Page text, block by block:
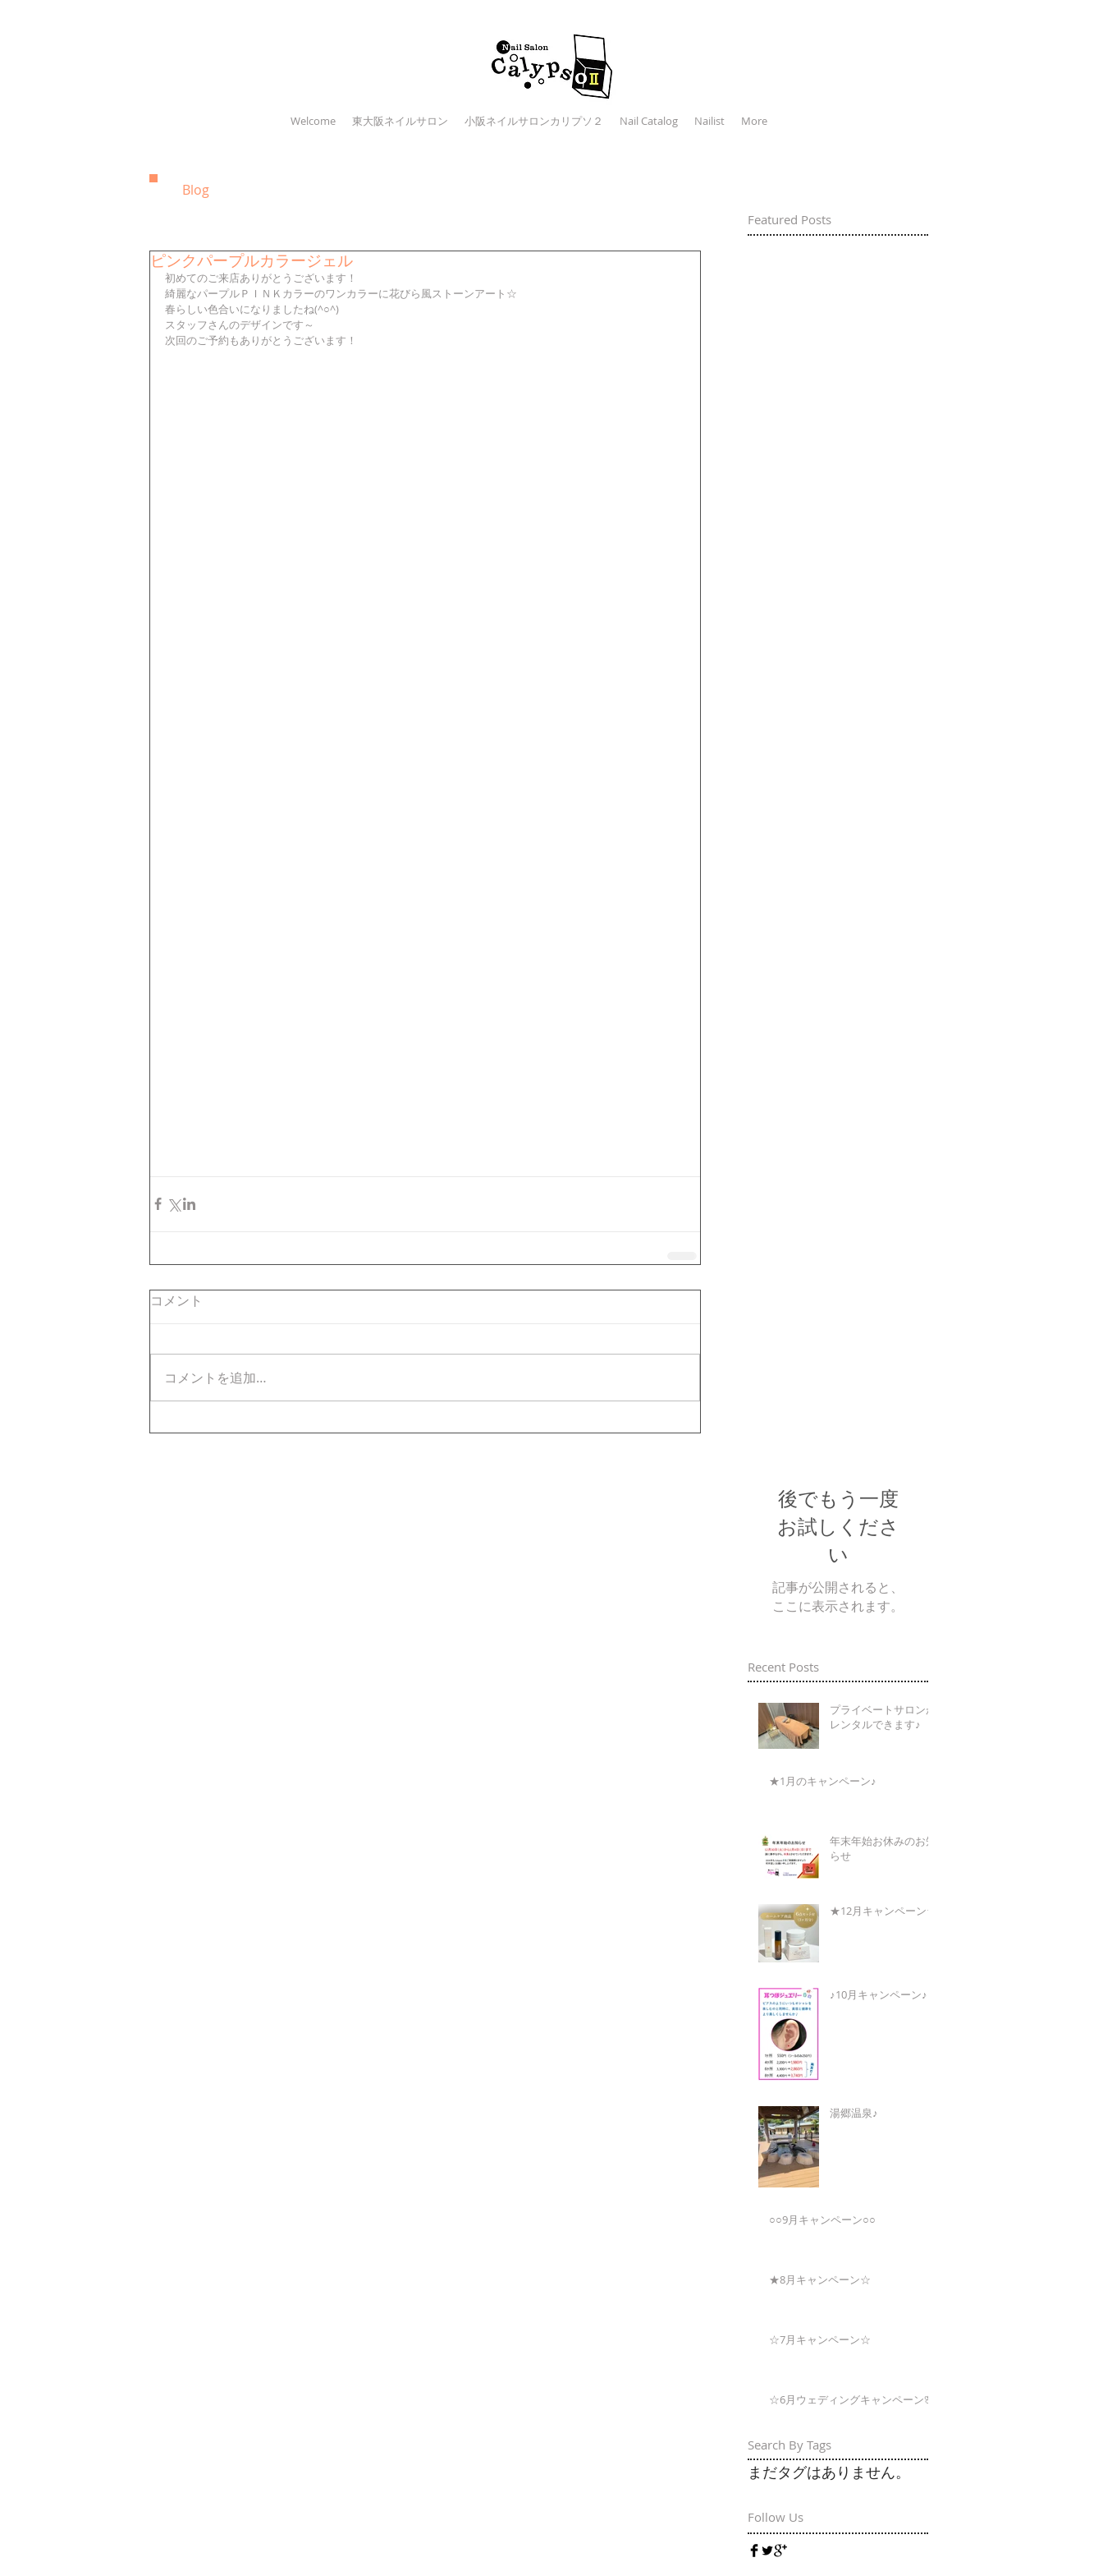
Welcome 東大阪ネイルサロン 小阪ネイルサロンカリプソ２ Nail Catalog Nailist More
Blog
Featured Posts
ピンクパープルカラージェル
初めてのご来店ありがとうございます！
綺麗なパープルＰＩＮＫカラーのワンカラーに花びら風ストーンアート☆
春らしい色合いになりましたね(^○^)
スタッフさんのデザインです～
次回のご予約もありがとうございます！
コメント
コメントを追加…
後でもう一度
お試しくださ
い
記事が公開されると、
ここに表示されます。
Recent Posts
Search By Tags
プライベートサロンが
レンタルできます♪
★1月のキャンペーン♪
年末年始お休みのお知
らせ
★12月キャンペーン★
♪10月キャンペーン♪
湯郷温泉♪
○○9月キャンペーン○○
★8月キャンペーン☆
☆7月キャンペーン☆
☆6月ウェディングキャンペーン🌸
まだタグはありません。
Follow Us